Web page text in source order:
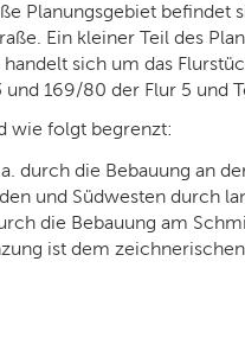
Planungsgebiet
Ein kleiner Teil des
handelt sich um das
169/80 der Flur 5 und
wie folgt begrenzt:
durch die Bebauung an
und Südwesten durch
die Bebauung am
ist dem